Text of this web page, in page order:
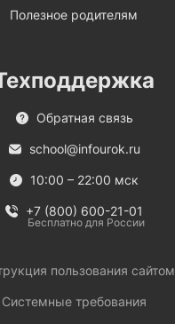
Полезное родителям
Обратная связь
school@infourok.ru
10:00 – 22:00 мск
+7 (800) 600-21-01
Бесплатно для России
пользования сайтом
Системные требования